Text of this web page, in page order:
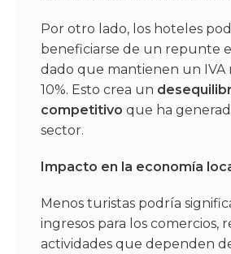
Por otro lado, los hoteles
beneficiarse de un repunte
dado que mantienen un IVA
10%. Esto crea un
competitivo que ha
sector.
Impacto en la economía
Menos turistas podría
ingresos para los comercios,
actividades que dependen